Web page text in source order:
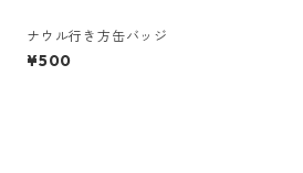
ナウル行き方缶バッジ
¥500